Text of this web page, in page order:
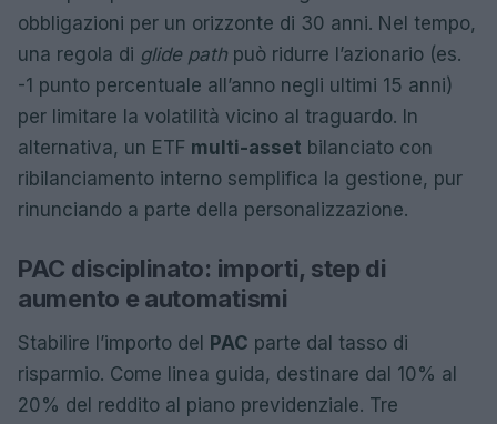
obbligazioni per un orizzonte di 30 anni. Nel tempo,
una regola di glide path può ridurre l’azionario (es.
-1 punto percentuale all’anno negli ultimi 15 anni)
per limitare la volatilità vicino al traguardo. In
alternativa, un ETF multi-asset bilanciato con
ribilanciamento interno semplifica la gestione, pur
rinunciando a parte della personalizzazione.
PAC disciplinato: importi, step di
aumento e automatismi
Stabilire l’importo del PAC parte dal tasso di
risparmio. Come linea guida, destinare dal 10% al
20% del reddito al piano previdenziale. Tre